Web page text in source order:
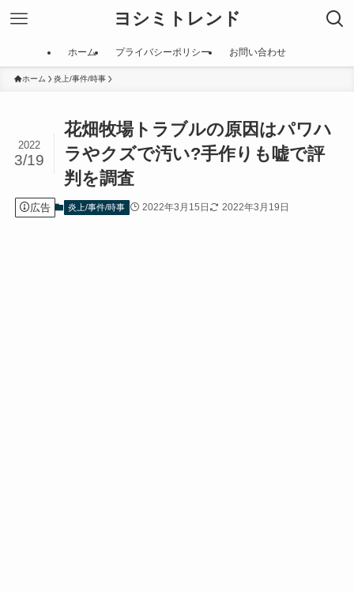
ヨシミトレンド
ホーム プライバシーポリシー お問い合わせ
ホーム 炎上/事件/時事
花畑牧場トラブルの原因はパワハ
ラやクズで汚い?手作りも嘘で評
判を調査
2022
3/19
広告 炎上/事件/時事 2022年3月15日 2022年3月19日